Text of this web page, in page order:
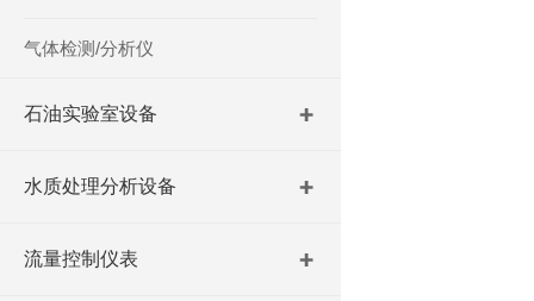
气体检测/分析仪
石油实验室设备
水质处理分析设备
流量控制仪表